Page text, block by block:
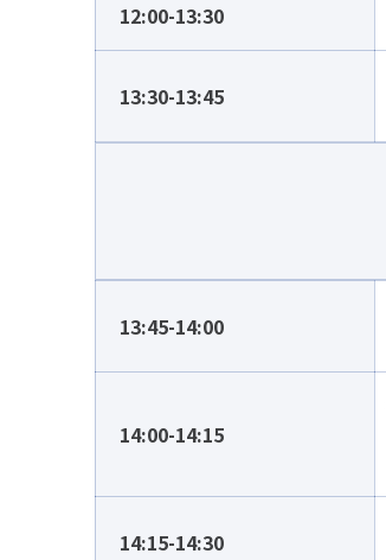
12:00-13:30
13:30-13:45
13:45-14:00
14:00-14:15
14:15-14:30